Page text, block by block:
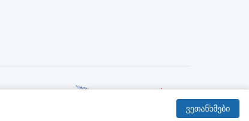
ვეთანხმები